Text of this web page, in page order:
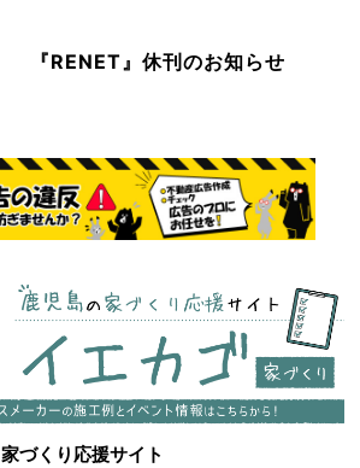
『RENET』休刊のお知らせ
家づくり応援サイト